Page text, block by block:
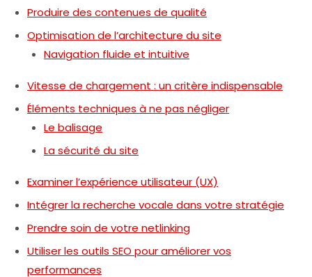
Produire des contenues de qualité
Optimisation de l’architecture du site
Navigation fluide et intuitive
Vitesse de chargement : un critère indispensable
Éléments techniques à ne pas négliger
Le balisage
La sécurité du site
Examiner l’expérience utilisateur (UX)
Intégrer la recherche vocale dans votre stratégie
Prendre soin de votre netlinking
Utiliser les outils SEO pour améliorer vos
performances